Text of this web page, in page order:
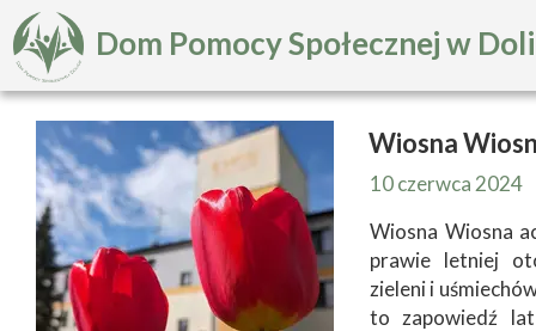
Dom Pomocy Społecznej w
10 czerwca 2024
Wiosna Wiosna
prawie letniej
zieleni i
to zapowiedź
Wiosna